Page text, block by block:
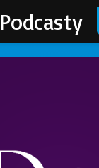
Podcasty